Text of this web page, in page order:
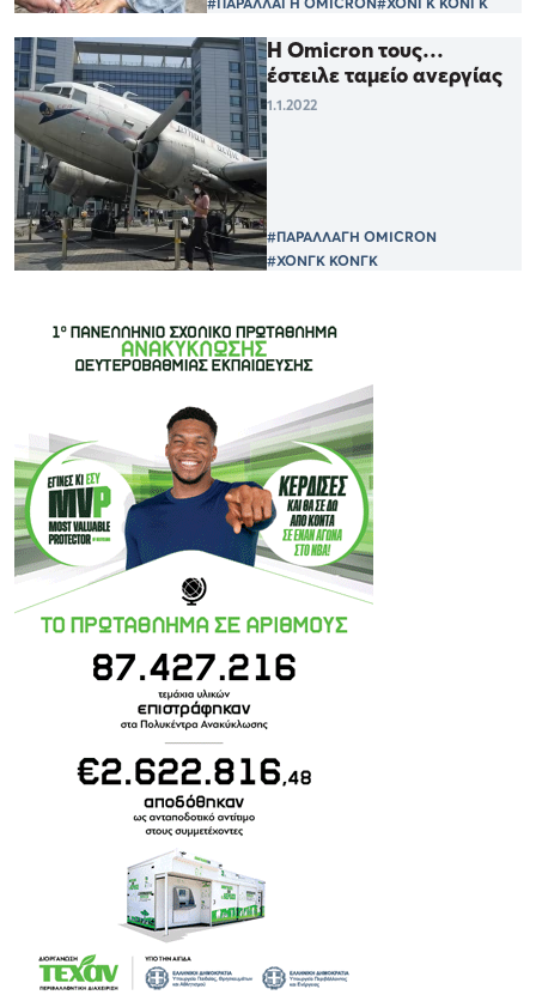
H Omicron τους…
έστειλε ταμείο ανεργίας
1.1.2022
#ΠΑΡΑΛΛΑΓΗ OMICRON
#ΧΟΝΓΚ ΚΟΝΓΚ